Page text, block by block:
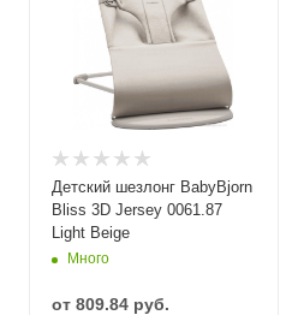
Детский шезлонг BabyBjorn
Bliss 3D Jersey 0061.87
Light Beige
Много
от 809.84 руб.